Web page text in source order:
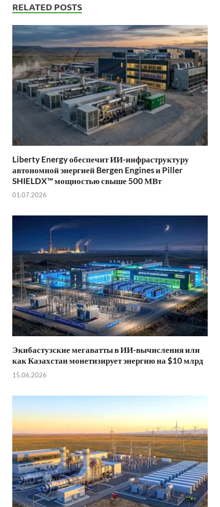
RELATED POSTS
Liberty Energy обеспечит ИИ-инфраструктуру
автономной энергией Bergen Engines и Piller
SHIELDX™ мощностью свыше 500 МВт
01.07.2026
Экибастузские мегаватты в ИИ-вычисления или
как Казахстан монетизирует энергию на $10 млрд
15.06.2026